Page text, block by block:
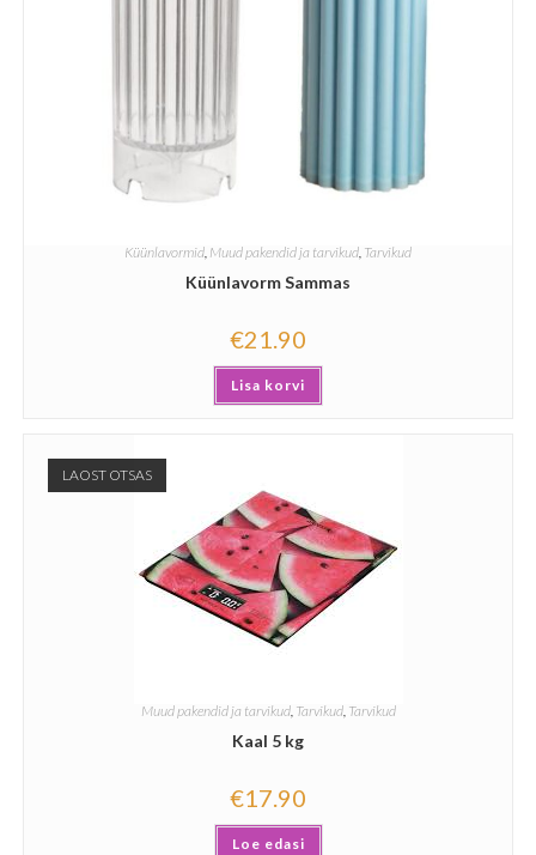
Küünlavormid Muud pakendid ja tarvikud Tarvikud
Küünlavorm Sammas
€21.90
Lisa korvi
LAOST OTSAS
Muud pakendid ja tarvikud, Tarvikud, Tarvikud
Kaal 5 kg
€17.90
Loe edasi